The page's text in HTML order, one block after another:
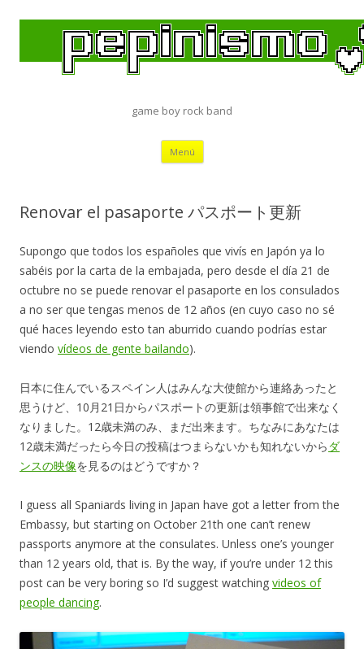
game boy rock band
Menú Saltar
contenido
Renovar el pasaporte パスポート更新
Supongo que todos los españoles que vivís en Japón ya lo
sabéis por la carta de la embajada, pero desde el día 21 de
octubre no se puede renovar el pasaporte en los consulados
a no ser que tengas menos de 12 años (en cuyo caso no sé
qué haces leyendo esto tan aburrido cuando podrías estar
viendo vídeos de gente bailando).
日本に住んでいるスペイン人はみんな大使館から連絡あったと
思うけど、10月21日からパスポートの更新は領事館で出来なく
なりました。12歳未満のみ、まだ出来ます。ちなみにあなたは
12歳未満だったら今日の投稿はつまらないかも知れないから ダ
ンスの映像を見るのはどうですか？
I guess all Spaniards living in Japan have got a letter from the
Embassy, but starting on October 21th one can’t renew
passports anymore at the consulates. Unless one’s younger
than 12 years old, that is. By the way, if you’re under 12 this
post can be very boring so I’d suggest watching videos of
people dancing.